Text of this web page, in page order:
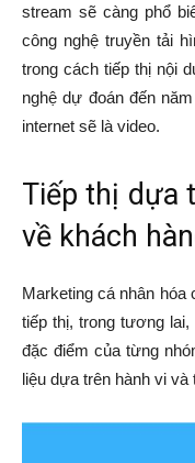
stream sẽ càng phổ
công nghệ truyền tải
trong cách tiếp thị nội
nghệ dự đoán đến
internet sẽ là video.
Tiếp thị dựa
về khách
Marketing cá nhân hóa
tiếp thị, trong tương
đặc điểm của từng
liệu dựa trên hành vi